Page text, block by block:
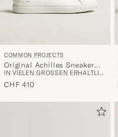
COMMON PROJECTS
Original Achilles Sneaker
White
IN VIELEN GRÖSSEN ERHÄLTLICH
CHF 410